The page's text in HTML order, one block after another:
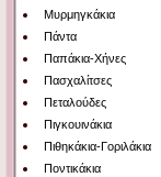
Μυρμηγκάκια
Πάντα
Παπάκια-Χήνες
Πασχαλίτσες
Πεταλούδες
Πιγκουινάκια
Πιθηκάκια-Γοριλάκια
Ποντικάκια